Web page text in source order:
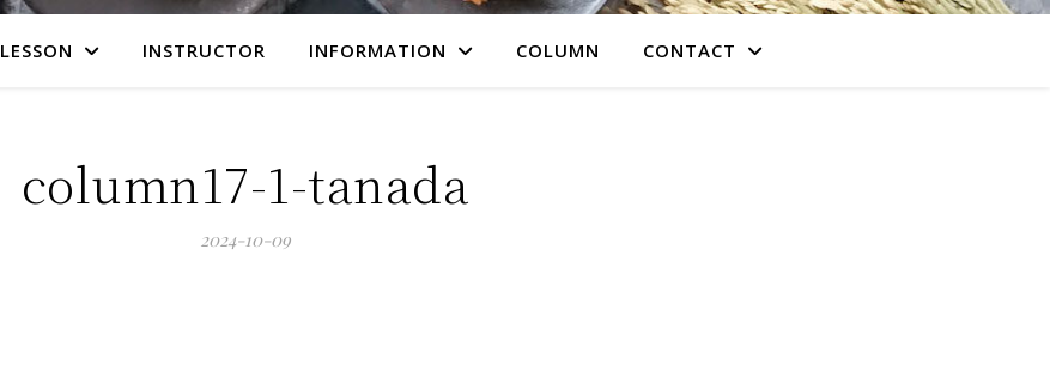
LESSON INSTRUCTOR INFORMATION COLUMN CONTACT
column17-1-tanada
2024-10-09